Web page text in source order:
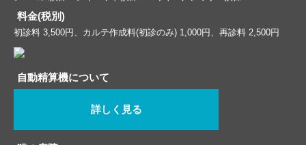
料金(税別)
初診料 3,500円、カルテ作成料(初診のみ) 1,000円、再診料 2,500円
自動精算機について
詳しく見る